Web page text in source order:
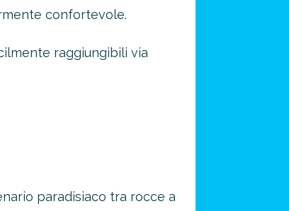
confortevole.
raggiungibili via
paradisiaco tra rocce a